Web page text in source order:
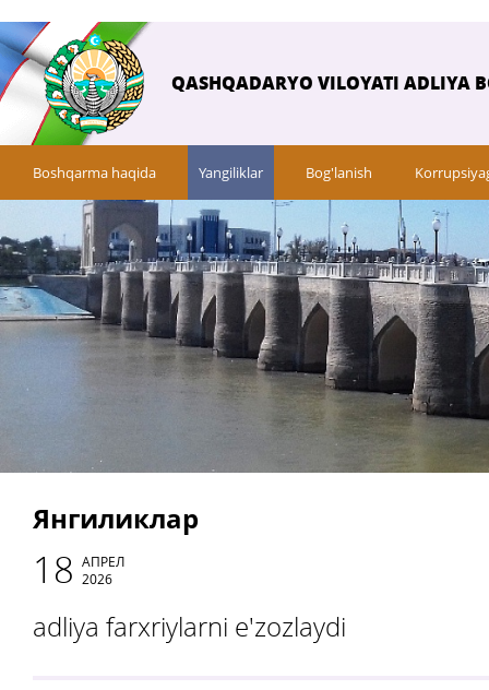
QASHQADARYO VILOYATI ADLIYA
Boshqarma haqida Yangiliklar Bog'lanish
Янгиликлар
18 АПРЕЛ
2026
adliya farxriylarni e'zozlaydi